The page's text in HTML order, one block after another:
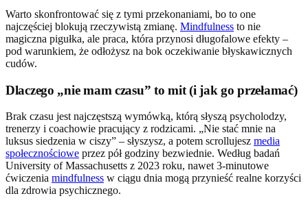
Warto skonfrontować się z tymi przekonaniami, bo to one
najczęściej blokują rzeczywistą zmianę. Mindfulness to nie
magiczna pigułka, ale praca, która przynosi długofalowe efekty –
pod warunkiem, że odłożysz na bok oczekiwanie błyskawicznych
cudów.
Dlaczego „nie mam czasu” to mit (i jak go przełamać)
Brak czasu jest najczęstszą wymówką, którą słyszą psycholodzy,
trenerzy i coachowie pracujący z rodzicami. „Nie stać mnie na
luksus siedzenia w ciszy” – słyszysz, a potem scrollujesz media
społecznościowe przez pół godziny bezwiednie. Według badań
University of Massachusetts z 2023 roku, nawet 3-minutowe
ćwiczenia mindfulness w ciągu dnia mogą przynieść realne korzyści
dla zdrowia psychicznego.